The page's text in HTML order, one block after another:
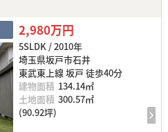
2,980万円
5SLDK / 2010年
埼玉県坂戸市石井
東武東上線 坂戸 徒歩40分
建物面積 134.14㎡
土地面積 300.57㎡
(90.92坪)